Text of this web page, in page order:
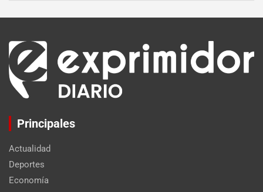
Principales
Actualidad
Deportes
Economía